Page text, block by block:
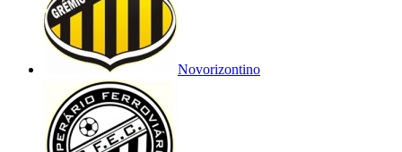
Novorizontino